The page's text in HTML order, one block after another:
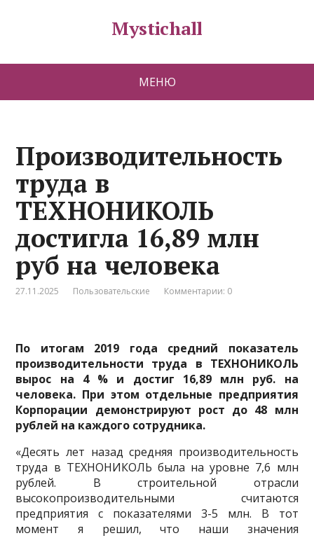
Mystichall
МЕНЮ
Производительность
труда в
ТЕХНОНИКОЛЬ
достигла 16,89 млн
руб на человека
27.11.2025 Пользовательские Комментарии: 0
По итогам 2019 года средний показатель
производительности труда в ТЕХНОНИКОЛЬ
вырос на 4 % и достиг 16,89 млн руб. на
человека. При этом отдельные предприятия
Корпорации демонстрируют рост до 48 млн
рублей на каждого сотрудника.
«Десять лет назад средняя производительность
труда в ТЕХНОНИКОЛЬ была на уровне 7,6 млн
рублей. В строительной отрасли
высокопроизводительными считаются
предприятия с показателями 3-5 млн. В тот
момент я решил, что наши значения